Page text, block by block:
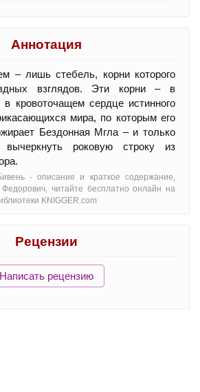
Аннотация
– лишь стебель, корни которого
взглядов. Эти корни – в
кровоточащем сердце истинного
мира, по которым его
Бездонная Мгла – и только
роковую строку из
- oписание и краткое содержание,
читайте бесплатно онлайн на
KNIGGER.com
Рецензии
Написать рецензию